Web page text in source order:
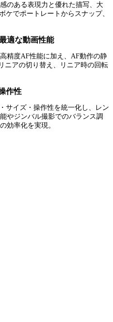
のある表現力と優れた描写、大
ケでポートレートからスナップ、
適な動画性能
精度AF性能に加え、AF動作の静
ニアの切り替え、リニア時の回転
作性
サイズ・操作性を統一化し、レン
やジンバル撮影でのバランス調
効率化を実現。